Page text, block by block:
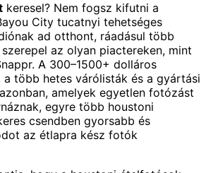
keresel? Nem fogsz kifutni a
City tucatnyi tehetséges
ad otthont, ráadásul több
az olyan piactereken, mint
A 300–1500+ dolláros
a több hetes várólisták és a gyártási
amelyek egyetlen fotózást
egyre több houstoni
csendben gyorsabb és
az étlapra kész fotók